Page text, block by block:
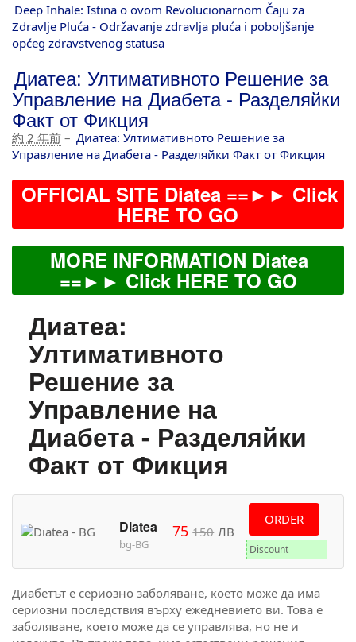
Deep Inhale: Istina o ovom Revolucionarnom Čaju za
Zdravlje Pluća - Održavanje zdravlja pluća i poboljšanje
općeg zdravstvenog statusa
Диатеа: Ултимативното Решение за
Управление на Диабета - Разделяйки
Факт от Фикция
約 2 年前 – Диатеа: Ултимативното Решение за
Управление на Диабета - Разделяйки Факт от Фикция
OFFICIAL SITE Diatea ==►► Click
HERE TO GO
MORE INFORMATION Diatea
==►► Click HERE TO GO
Диатеа:
Ултимативното
Решение за
Управление на
Диабета - Разделяйки
Факт от Фикция
Diatea
bg-BG
75 150 ЛВ
ORDER
Discount
Диабетът е сериозно заболяване, което може да има
сериозни последствия върху ежедневието ви. Това е
заболяване, което може да се управлява, но не и